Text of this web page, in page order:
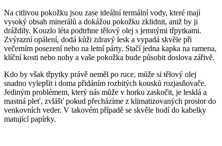
Na citlivou pokožku jsou zase ideální termální vody, které mají
vysoký obsah minerálů a dokážou pokožku zklidnit, aniž by ji
dráždily. Kouzlo léta podtrhne tělový olej s jemnými třpytkami.
Zvýrazní opálení, dodá kůži zdravý lesk a vypadá skvěle při
večerním posezení nebo na letní párty. Stačí jedna kapka na ramena,
klíční kosti nebo nohy a vaše pokožka bude působit doslova zářivě.
Kdo by však třpytky právě neměl po ruce, může si tělový olej
snadno vylepšit i doma přidáním rozbitých kousků rozjasňovače.
Jediným problémem, který nás může v horku zaskočit, je lesklá a
mastná pleť, zvlášť pokud přecházíme z klimatizovaných prostor do
venkovních veder. V takovém případě se skvěle hodí do kabelky
matující papírky.